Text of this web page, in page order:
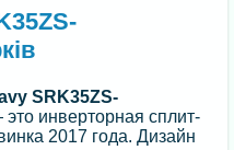
SRK35ZS-
инверторная сплит-
2017 года. Дизайн